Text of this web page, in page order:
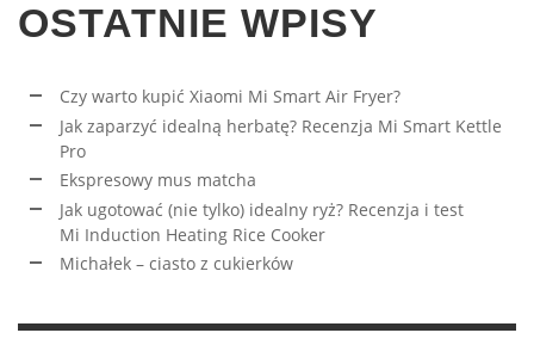
OSTATNIE WPISY
Czy warto kupić Xiaomi Mi Smart Air Fryer?
Jak zaparzyć idealną herbatę? Recenzja Mi Smart Kettle
Pro
Ekspresowy mus matcha
Jak ugotować (nie tylko) idealny ryż? Recenzja i test
Mi Induction Heating Rice Cooker
Michałek – ciasto z cukierków